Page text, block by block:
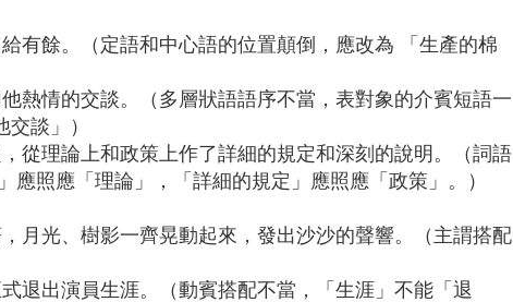
有餘。（定語和中心語的位置顛倒，應改為 「生產的棉
熱情的交談。（多層狀語語序不當，表對象的介賓短語一
談」）
從理論上和政策上作了詳細的規定和深刻的說明。（詞語
照應「理論」，「詳細的規定」應照應「政策」。）
月光、樹影一齊晃動起來，發出沙沙的聲響。（主謂搭配
退出演員生涯。（動賓搭配不當，「生涯」不能「退